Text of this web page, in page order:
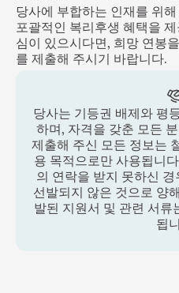
당사에 부합하는 인재를 위
포괄적인 복리후생 혜택을
심이 있으시다면, 희망 연봉
를 제출해 주시기 바랍니다.
당사는 기등권 배제와 평
하며, 자격을 갖춘 모든
제출해 주신 모든 정보는
용 목적으로만 사용됩니
의 연락을 받지 못하신
선발되지 않은 것으로 양
발된 지원서 및 관련 서류
됩